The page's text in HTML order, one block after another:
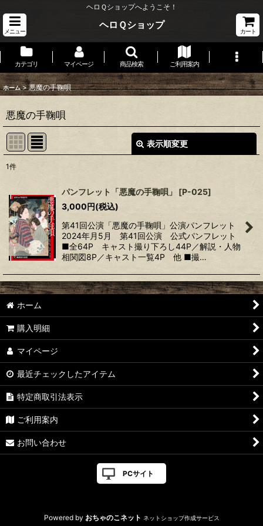
ヘロＱショップへようこそ！
メニュー
ヘロＱショップ
カート
カテゴリ マイページ 商品検索 ご利用案内
ホーム > 悪魔の手鞠唄
悪魔の手鞠唄
表示順変更
並び順:
絞り込む
1件
パンフレット「悪魔の手鞠唄」 [P-025]
3,000円(税込)
第41回公演「悪魔の手鞠唄」公演パンフレット
2024年月5月 第41回公演 公式パンフレット
■全64P キャスト撮り下ろし44P／解説・人物
相関図8P／キャスト一覧4P 他 ■撮…
ホーム
購入明細
マイページ
最近チェックしたアイテム
特定商取引法表示
ご利用案内
お問い合わせ
PCサイト
Powered by おちゃのこネット ネットショップ作成サービス